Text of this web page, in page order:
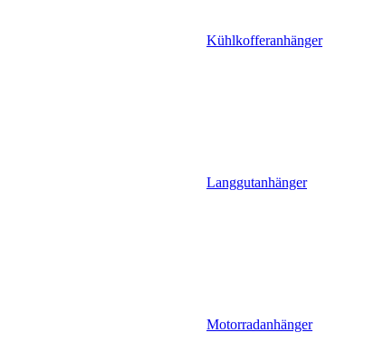
Kühlkofferanhänger
Langgutanhänger
Motorradanhänger